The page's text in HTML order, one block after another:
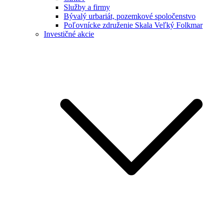
Služby a firmy
Bývalý urbariát, pozemkové spoločenstvo
Poľovnícke združenie Skala Veľký Folkmar
Investičné akcie